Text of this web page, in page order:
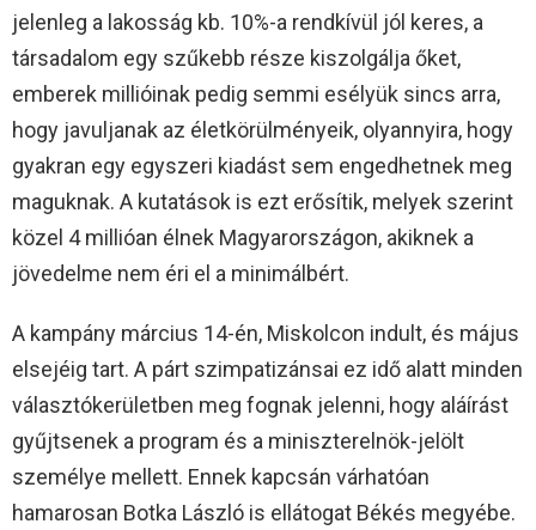
jelenleg a lakosság kb. 10%-a rendkívül jól keres, a
társadalom egy szűkebb része kiszolgálja őket,
emberek millióinak pedig semmi esélyük sincs arra,
hogy javuljanak az életkörülményeik, olyannyira, hogy
gyakran egy egyszeri kiadást sem engedhetnek meg
maguknak. A kutatások is ezt erősítik, melyek szerint
közel 4 millióan élnek Magyarországon, akiknek a
jövedelme nem éri el a minimálbért.
A kampány március 14-én, Miskolcon indult, és május
elsejéig tart. A párt szimpatizánsai ez idő alatt minden
választókerületben meg fognak jelenni, hogy aláírást
gyűjtsenek a program és a miniszterelnök-jelölt
személye mellett. Ennek kapcsán várhatóan
hamarosan Botka László is ellátogat Békés megyébe.